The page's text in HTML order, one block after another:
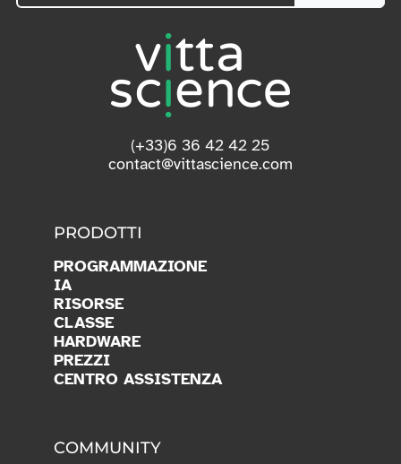
(+33)6 36 42 42 25
contact@vittascience.com
PRODOTTI
PROGRAMMAZIONE
IA
RISORSE
CLASSE
HARDWARE
PREZZI
CENTRO ASSISTENZA
COMMUNITY